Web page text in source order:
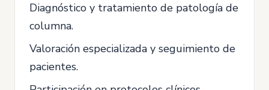
Diagnóstico y tratamiento de patología de
columna.
Valoración especializada y seguimiento de
pacientes.